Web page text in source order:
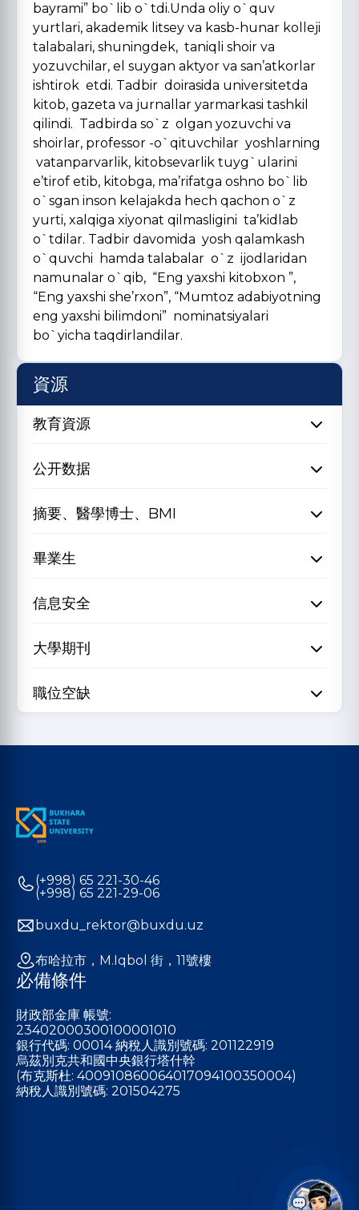
bayrami” bo`lib o`tdi.Unda oliy o`quv
yurtlari, akademik litsey va kasb-hunar kolleji
talabalari, shuningdek, taniqli shoir va
yozuvchilar, el suygan aktyor va san’atkorlar
ishtirok etdi. Tadbir doirasida universitetda
kitob, gazeta va jurnallar yarmarkasi tashkil
qilindi. Tadbirda so`z olgan yozuvchi va
shoirlar, professor -o`qituvchilar yoshlarning
vatanparvarlik, kitobsevarlik tuyg`ularini
e’tirof etib, kitobga, ma’rifatga oshno bo`lib
o`sgan inson kelajakda hech qachon o`z
yurti, xalqiga xiyonat qilmasligini ta’kidlab
o`tdilar. Tadbir davomida yosh qalamkash
o`quvchi hamda talabalar o`z ijodlaridan
namunalar o`qib, “Eng yaxshi kitobxon ”,
“Eng yaxshi she’rxon”, “Mumtoz adabiyotning
eng yaxshi bilimdoni” nominatsiyalari
bo`yicha taqdirlandilar.
資源
教育資源
公开数据
摘要、醫學博士、BMI
畢業生
信息安全
大學期刊
職位空缺
(+998) 65 221-30-46
(+998) 65 221-29-06
buxdu_rektor@buxdu.uz
布哈拉市，M.Iqbol 街，11號樓
必備條件
財政部金庫 帳號:
23402000300100001010
銀行代碼: 00014 納稅人識別號碼: 201122919
烏茲別克共和國中央銀行塔什幹
(布克斯杜: 400910860064017094100350004)
納稅人識別號碼: 201504275